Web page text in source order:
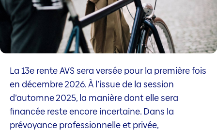
La 13e rente AVS sera versée pour la première fois
en décembre 2026. À l’issue de la session
d’automne 2025, la manière dont elle sera
financée reste encore incertaine. Dans la
prévoyance professionnelle et privée,